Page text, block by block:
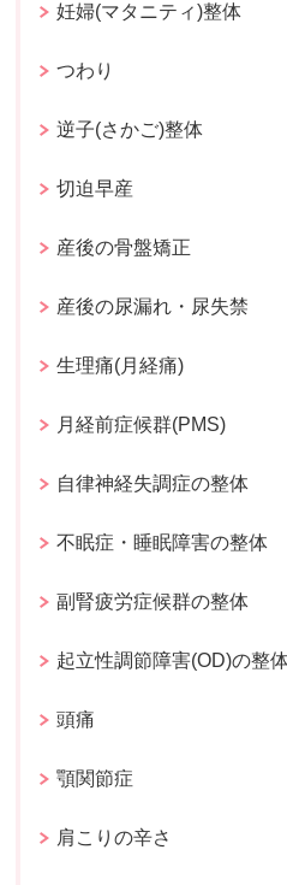
妊婦(マタニティ)整体
つわり
逆子(さかご)整体
切迫早産
産後の骨盤矯正
産後の尿漏れ・尿失禁
生理痛(月経痛)
月経前症候群(PMS)
自律神経失調症の整体
不眠症・睡眠障害の整体
副腎疲労症候群の整体
起立性調節障害(OD)の整
頭痛
顎関節症
肩こりの辛さ